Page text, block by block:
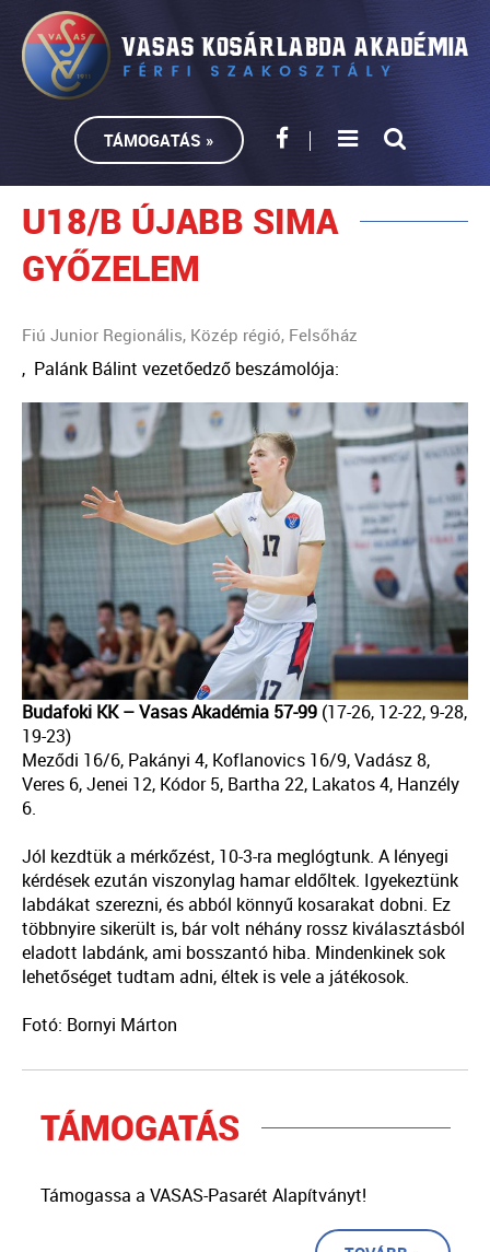
TÁMOGATÁS »
U18/B ÚJABB SIMA
GYŐZELEM
Fiú Junior Regionális, Közép régió, Felsőház
, Palánk Bálint vezetőedző beszámolója:
Budafoki KK – Vasas Akadémia 57-99 (17-26, 12-22, 9-28,
19-23)
Meződi 16/6, Pakányi 4, Koflanovics 16/9, Vadász 8,
Veres 6, Jenei 12, Kódor 5, Bartha 22, Lakatos 4, Hanzély
6.
Jól kezdtük a mérkőzést, 10-3-ra meglógtunk. A lényegi
kérdések ezután viszonylag hamar eldőltek. Igyekeztünk
labdákat szerezni, és abból könnyű kosarakat dobni. Ez
többnyire sikerült is, bár volt néhány rossz kiválasztásból
eladott labdánk, ami bosszantó hiba. Mindenkinek sok
lehetőséget tudtam adni, éltek is vele a játékosok.
Fotó: Bornyi Márton
TÁMOGATÁS
Támogassa a VASAS-Pasarét Alapítványt!